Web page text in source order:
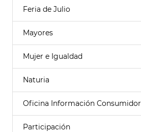
Feria de Julio
Mayores
Mujer e Igualdad
Naturia
Oficina Información Consumidor
Participación